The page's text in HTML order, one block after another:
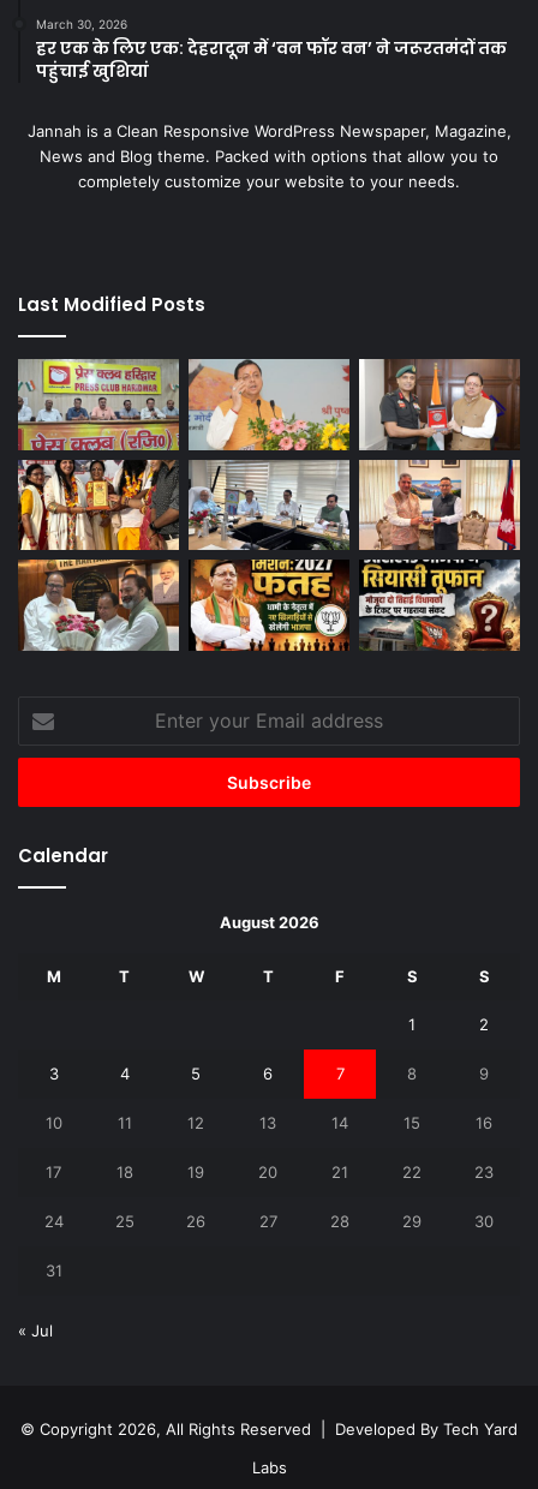
March 30, 2026
हर एक के लिए एक: देहरादून में ‘वन फॉर वन’ ने जरूरतमंदों तक
पहुंचाई खुशियां
Jannah is a Clean Responsive WordPress Newspaper, Magazine,
News and Blog theme. Packed with options that allow you to
completely customize your website to your needs.
Last Modified Posts
your
Email
Calendar
August 2026
M T W T F S S
1 2
3 4 5 6 7 8 9
10 11 12 13 14 15 16
17 18 19 20 21 22 23
24 25 26 27 28 29 30
31
« Jul
© Copyright 2026, All Rights Reserved | Developed By Tech Yard
Labs